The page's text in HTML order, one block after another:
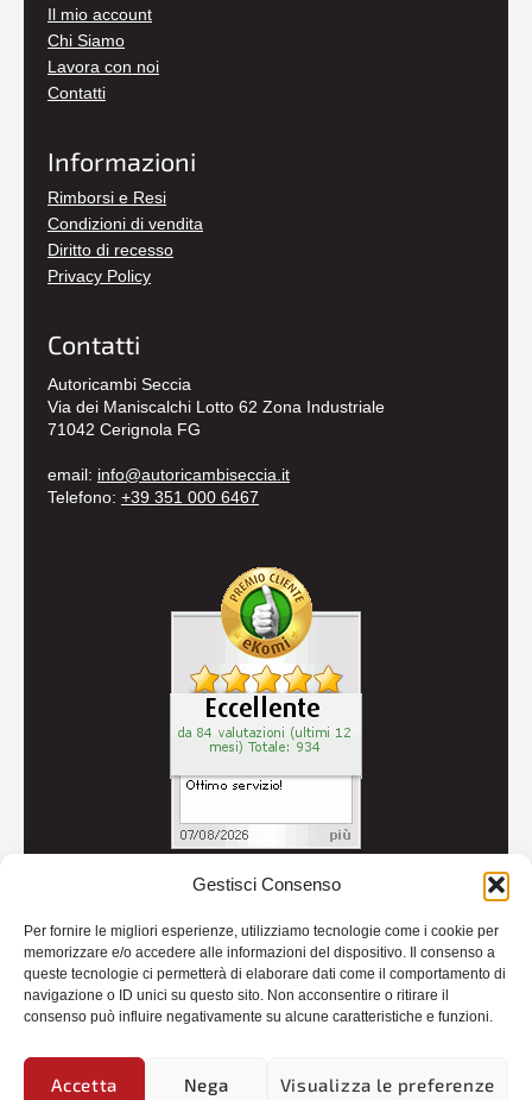
Gestisci Consenso
Per fornire le migliori esperienze, utilizziamo tecnologie come i cookie per
memorizzare e/o accedere alle informazioni del dispositivo. Il consenso a
queste tecnologie ci permetterà di elaborare dati come il comportamento di
navigazione o ID unici su questo sito. Non acconsentire o ritirare il
consenso può influire negativamente su alcune caratteristiche e funzioni.
Accetta Nega Visualizza le preferenze
Il mio account
Chi Siamo
Lavora con noi
Contatti
Informazioni
Rimborsi e Resi
Condizioni di vendita
Diritto di recesso
Privacy Policy
Contatti
Autoricambi Seccia
Via dei Maniscalchi Lotto 62 Zona Industriale
71042 Cerignola FG
email: info@autoricambiseccia.it
Telefono: +39 351 000 6467
Credits